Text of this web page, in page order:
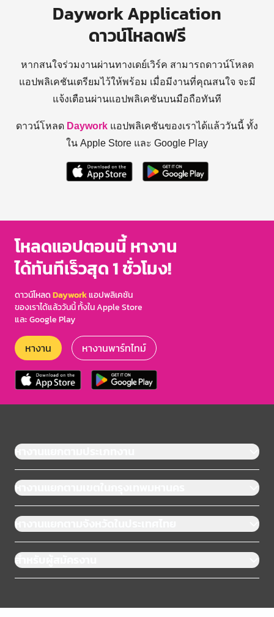
Daywork Application
ดาวน์โหลดฟรี
หากสนใจร่วมงานผ่านทางเดย์เวิร์ค สามารถดาวน์โหลด
แอปพลิเคชันเตรียมไว้ให้พร้อม เมื่อมีงานที่คุณสนใจ จะมี
แจ้งเตือนผ่านแอปพลิเคชันบนมือถือทันที
ดาวน์โหลด Daywork แอปพลิเคชันของเราได้แล้ววันนี้ ทั้ง
ใน Apple Store และ Google Play
โหลดแอปตอนนี้ หางาน
ได้ทันทีเร็วสุด 1 ชั่วโมง!
ดาวน์โหลดDayworkแอปพลิเคชัน
ของเราได้แล้ววันนี้ ทั้งใน Apple Store
และ Google Play
หางาน หางานพาร์ทไทม์
หางานแยกตามประเภทงาน
หางานแยกตามเขตในกรุงเทพมหานคร
หางานแยกตามจังหวัดในประเทศไทย
สำหรับผู้สมัครงาน